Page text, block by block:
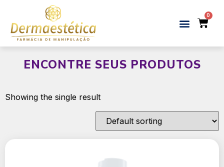
ENCONTRE SEUS PRODUTOS
Showing the single result